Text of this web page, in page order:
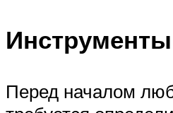
Инструменты
Перед началом